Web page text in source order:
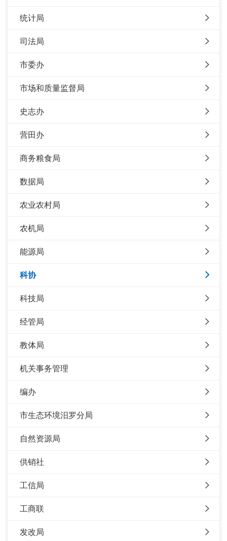
统计局
司法局
市委办
市场和质量监督局
史志办
营田办
商务粮食局
数据局
农业农村局
农机局
能源局
科协
科技局
经管局
教体局
机关事务管理
编办
市生态环境汨罗分局
自然资源局
供销社
工信局
工商联
发改局